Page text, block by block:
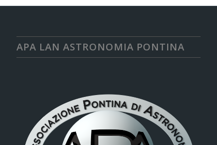
APA LAN ASTRONOMIA PONTINA